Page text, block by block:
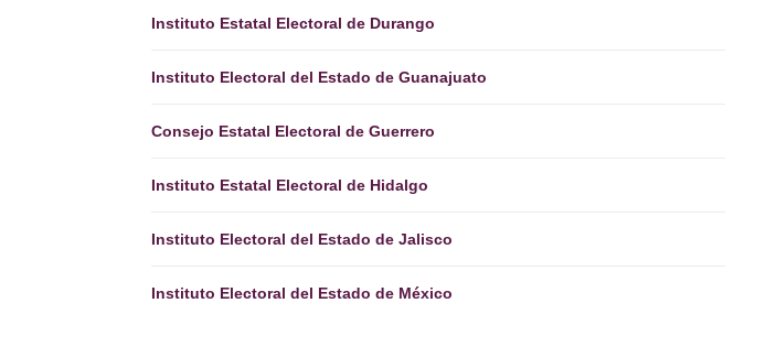
Instituto Estatal Electoral de Durango
Instituto Electoral del Estado de Guanajuato
Consejo Estatal Electoral de Guerrero
Instituto Estatal Electoral de Hidalgo
Instituto Electoral del Estado de Jalisco
Instituto Electoral del Estado de México